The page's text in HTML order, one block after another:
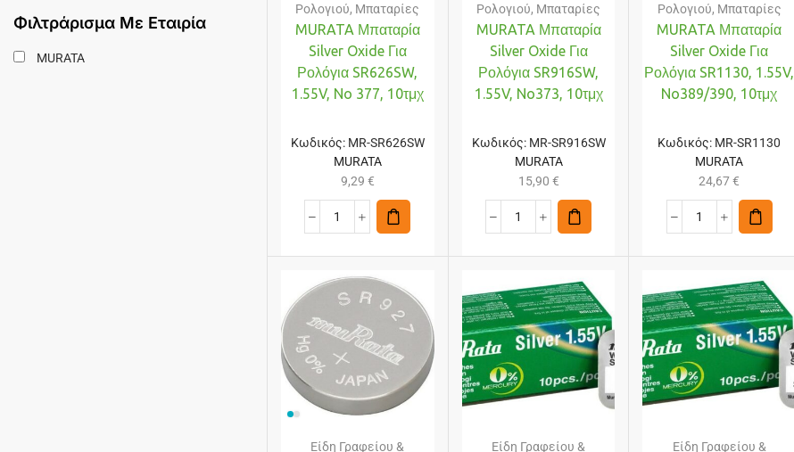
Φιλτράρισμα Με Εταιρία
MURATA
Ρολογιού, Μπαταρίες
MURATA Μπαταρία
Silver Oxide Για
Ρολόγια SR626SW,
1.55V, No 377, 10τμχ
Κωδικός: MR-SR626SW
MURATA
9,29 €
Ρολογιού, Μπαταρίες
MURATA Μπαταρία
Silver Oxide Για
Ρολόγια SR916SW,
1.55V, No373, 10τμχ
Κωδικός: MR-SR916SW
MURATA
15,90 €
Ρολογιού, Μπαταρίες
MURATA Μπαταρία
Silver Oxide Για
Ρολόγια SR1130, 1.55V,
No389/390, 10τμχ
Κωδικός: MR-SR1130
MURATA
24,67€
Είδη Γραφείου &
Είδη Γραφείου &
Είδη Γραφείου &